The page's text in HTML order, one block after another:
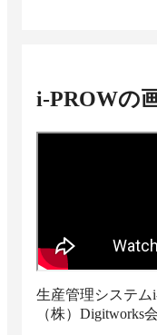
i-PROWの
生産管理システム
（株）Digitworks